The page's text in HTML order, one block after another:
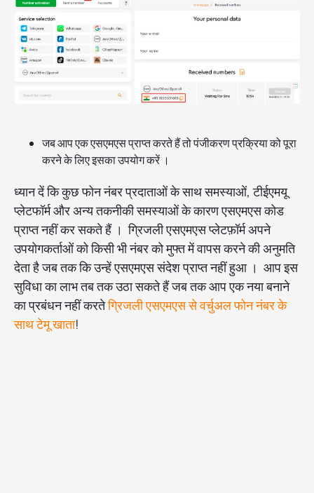
जब आप एक एसएमएस प्राप्त करते हैं तो पंजीकरण प्रक्रिया को पूरा
करने के लिए इसका उपयोग करें ।
ध्यान दें कि कुछ फोन नंबर प्रदाताओं के साथ समस्याओं, टीईएमयू
प्लेटफॉर्म और अन्य तकनीकी समस्याओं के कारण एसएमएस कोड
प्राप्त नहीं कर सकते हैं । ग्रिजली एसएमएस प्लेटफ़ॉर्म अपने
उपयोगकर्ताओं को किसी भी नंबर को मुफ्त में वापस करने की अनुमति
देता है जब तक कि उन्हें एसएमएस संदेश प्राप्त नहीं हुआ । आप इस
सुविधा का लाभ तब तक उठा सकते हैं जब तक आप एक नया बनाने
का प्रबंधन नहीं करतेग्रिजली एसएमएस से वर्चुअल फोन नंबर के
साथ टेमू खाता!